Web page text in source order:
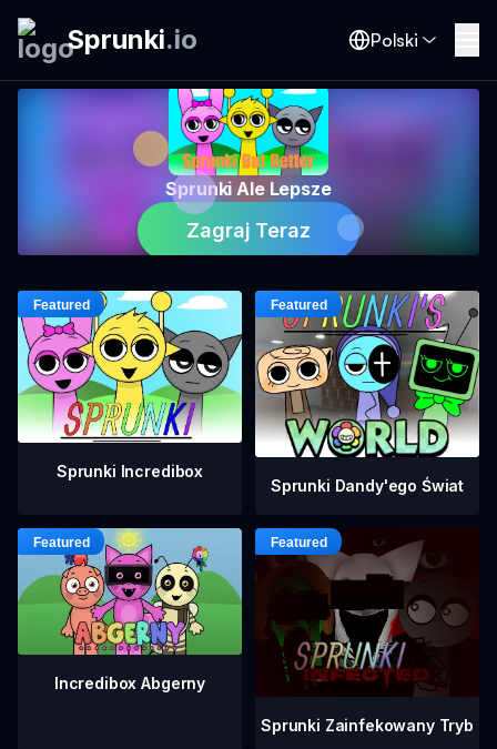
Sprunki.io Polski
Sprunki Ale Lepsze
Zagraj Teraz
Sprunki Incredibox
Sprunki Dandy'ego Świat
Incredibox Abgerny
Sprunki Zainfekowany Tryb